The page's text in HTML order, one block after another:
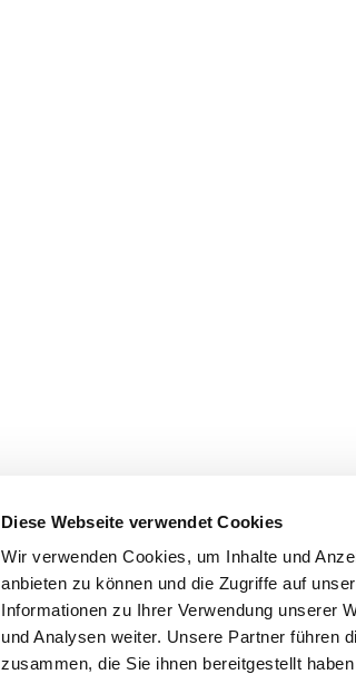
Diese Webseite verwendet Cookies
Wir verwenden Cookies, um Inhalte und
anbieten zu können und die Zugriffe auf
Informationen zu Ihrer Verwendung unserer
und Analysen weiter. Unsere Partner führen
zusammen, die Sie ihnen bereitgestellt